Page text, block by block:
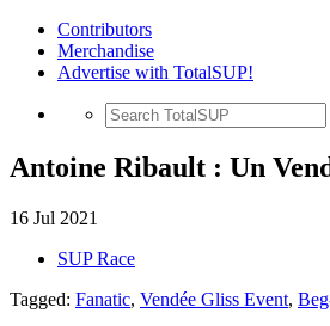
Contributors
Merchandise
Advertise with TotalSUP!
Antoine Ribault : Un
16 Jul 2021
SUP Race
Tagged: Fanatic, Vendée Gliss Event,